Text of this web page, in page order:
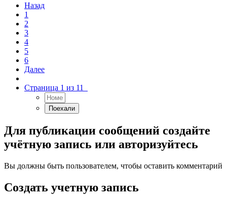
Назад
1
2
3
4
5
6
Далее
Страница 1 из 11
Для публикации сообщений создайте
учётную запись или авторизуйтесь
Вы должны быть пользователем, чтобы оставить комментарий
Создать учетную запись